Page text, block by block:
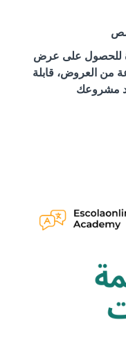
للحصول على عرض
من العروض، قابلة
مشروعك